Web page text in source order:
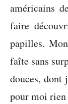
américains
faire
papilles.
faîte sans
douces, dont
pour moi rien